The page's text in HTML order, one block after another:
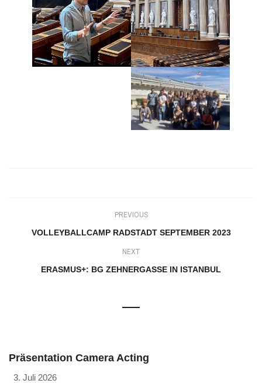
PREVIOUS
VOLLEYBALLCAMP RADSTADT SEPTEMBER 2023
NEXT
ERASMUS+: BG ZEHNERGASSE IN ISTANBUL
Präsentation Camera Acting
3. Juli 2026